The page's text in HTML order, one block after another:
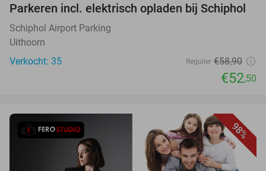
Parkeren incl. elektrisch opladen bij Schiphol
Schiphol Airport Parking
Uithoorn
Verkocht: 35
Regulier €58,90
€52,50
98%